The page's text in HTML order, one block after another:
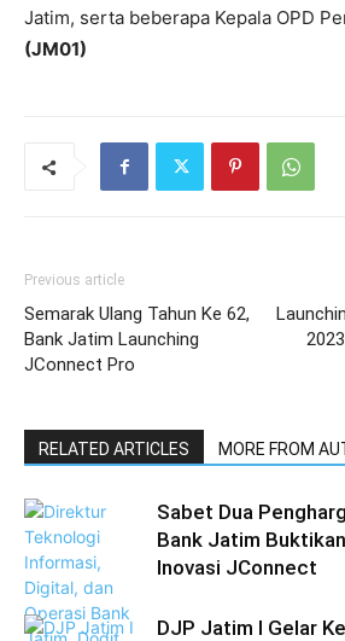
Jatim, serta beberapa Kepala OPD
(JM01)
Previous article
Semarak Ulang Tahun Ke 62,
Bank Jatim Launching
JConnect Pro
RELATED ARTICLES MORE FROM
Sabet Dua
Bank Jatim
Inovasi JConnect
DJP Jatim I Gelar